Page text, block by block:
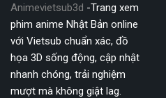
Animevietsub3d -Trang xem
phim anime Nhật Bản online
với Vietsub chuẩn xác, đồ
họa 3D sống động, cập nhật
nhanh chóng, trải nghiệm
mượt mà không giật lag.